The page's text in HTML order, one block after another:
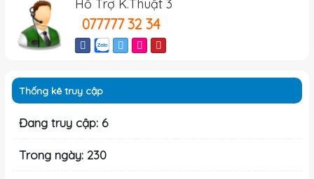
Hỗ Trợ K.Thuật 3
077777 32 34
Thống kê truy cập
Đang truy cập: 6
Trong ngày: 230